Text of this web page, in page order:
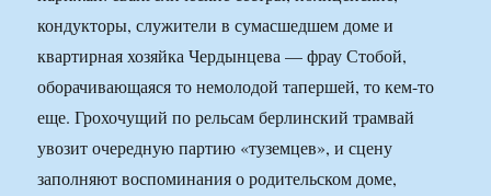
кондукторы, служители в сумасшедшем доме и
квартирная хозяйка Чердынцева — фрау Стобой,
оборачивающаяся то немолодой тапершей, то кем-то
еще. Грохочущий по рельсам берлинский трамвай
увозит очередную партию «туземцев», и сцену
заполняют воспоминания о родительском доме,